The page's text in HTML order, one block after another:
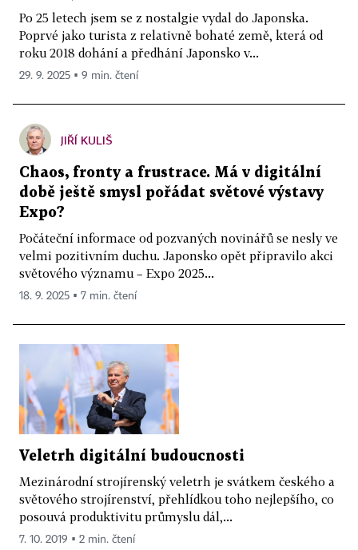
Po 25 letech jsem se z nostalgie vydal do Japonska.
Poprvé jako turista z relativně bohaté země, která od
roku 2018 dohání a předhání Japonsko v...
29. 9. 2025 ▪ 9 min. čtení
JIŘÍ KULIŠ
Chaos, fronty a frustrace. Má v digitální
době ještě smysl pořádat světové výstavy
Expo?
Počáteční informace od pozvaných novinářů se nesly ve
velmi pozitivním duchu. Japonsko opět připravilo akci
světového významu – Expo 2025...
18. 9. 2025 ▪ 7 min. čtení
Veletrh digitální budoucnosti
Mezinárodní strojírenský veletrh je svátkem českého a
světového strojírenství, přehlídkou toho nejlepšího, co
posouvá produktivitu průmyslu dál,...
7. 10. 2019 ▪ 2 min. čtení